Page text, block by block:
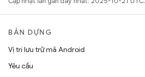
BẢN DỰNG
Vị trí lưu trữ mã Android
Yêu cầu